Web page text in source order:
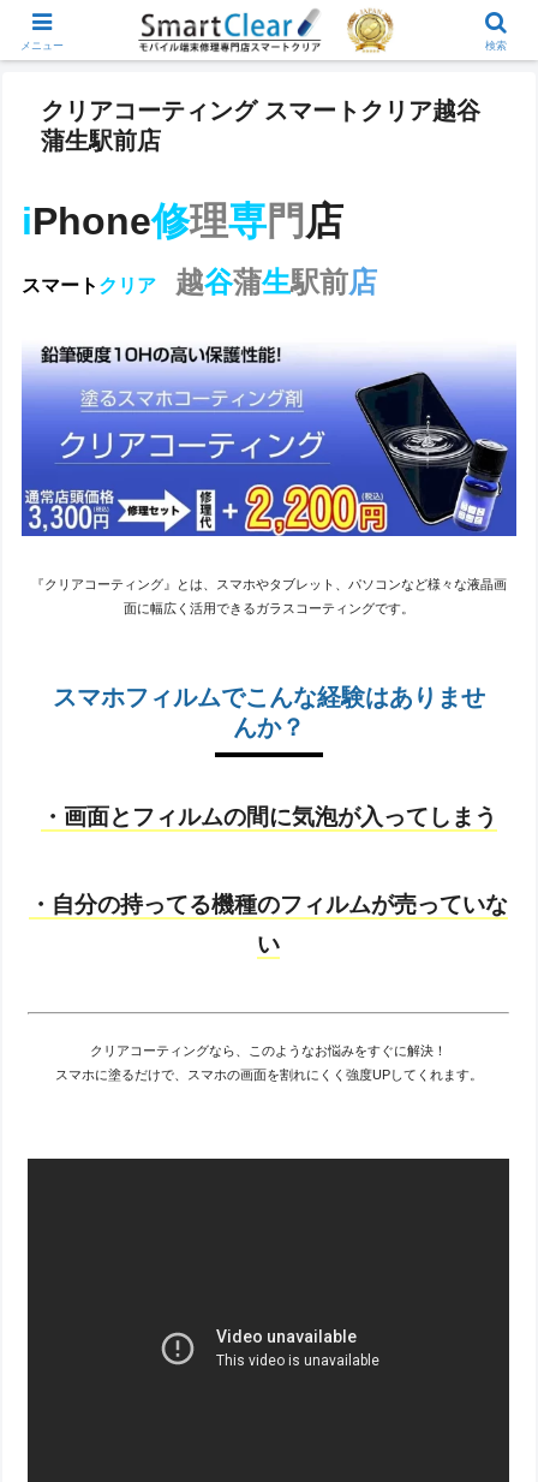
クリアコーティング スマートクリア越谷
蒲生駅前店
iPhone修理専門 店
スマート クリア 越谷蒲生駅前店
『クリアコーティング』とは、スマホやタブレット、パソコンなど様々な液晶画
面に幅広く活用できるガラスコーティングです。
スマホフィルムでこんな経験はありませ
んか？
・画面とフィルムの間に気泡が入ってしまう
・自分の持ってる機種のフィルムが売っていな
い
クリアコーティングなら、このようなお悩みをすぐに解決！
スマホに塗るだけで、スマホの画面を割れにくく強度UPしてくれます。
メニュー 検索